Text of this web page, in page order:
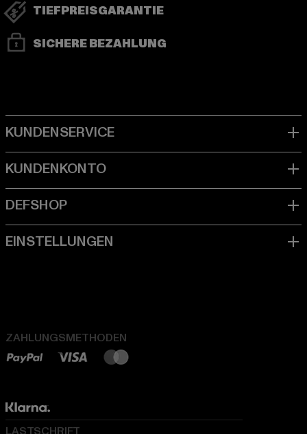
TIEFPREISGARANTIE
SICHERE BEZAHLUNG
ZAHLUNGSMETHODEN